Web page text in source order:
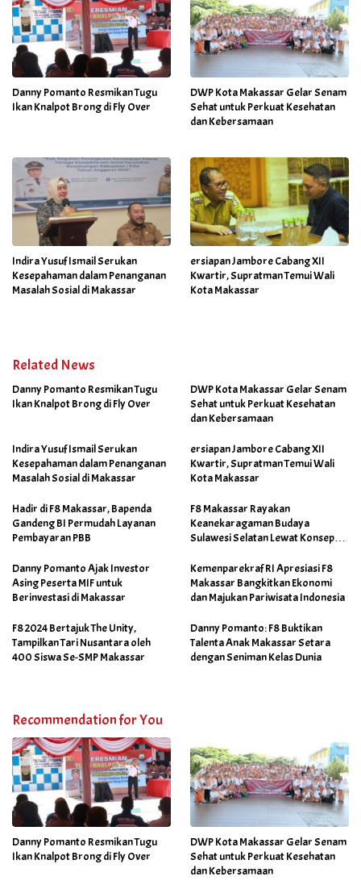
Danny Pomanto Resmikan Tugu
Ikan Knalpot Brong di Fly Over
DWP Kota Makassar Gelar Senam
Sehat untuk Perkuat Kesehatan
dan Kebersamaan
Indira Yusuf Ismail Serukan
Kesepahaman dalam Penanganan
Masalah Sosial di Makassar
ersiapan Jambore Cabang XII
Kwartir, Supratman Temui Wali
Kota Makassar
Related News
Danny Pomanto Resmikan Tugu
Ikan Knalpot Brong di Fly Over
DWP Kota Makassar Gelar Senam
Sehat untuk Perkuat Kesehatan
dan Kebersamaan
Indira Yusuf Ismail Serukan
Kesepahaman dalam Penanganan
Masalah Sosial di Makassar
ersiapan Jambore Cabang XII
Kwartir, Supratman Temui Wali
Kota Makassar
Hadir di F8 Makassar, Bapenda
Gandeng BI Permudah Layanan
Pembayaran PBB
F8 Makassar Rayakan
Keanekaragaman Budaya
Sulawesi Selatan Lewat Konsep
Danny Pomanto Ajak Investor
Asing Peserta MIF untuk
Berinvestasi di Makassar
Kemenparekraf RI Apresiasi F8
Makassar Bangkitkan Ekonomi
dan Majukan Pariwisata Indonesia
F8 2024 Bertajuk The Unity,
Tampilkan Tari Nusantara oleh
400 Siswa Se-SMP Makassar
Danny Pomanto: F8 Buktikan
Talenta Anak Makassar Setara
dengan Seniman Kelas Dunia
Recommendation for You
Danny Pomanto Resmikan Tugu
Ikan Knalpot Brong di Fly Over
DWP Kota Makassar Gelar Senam
Sehat untuk Perkuat Kesehatan
dan Kebersamaan